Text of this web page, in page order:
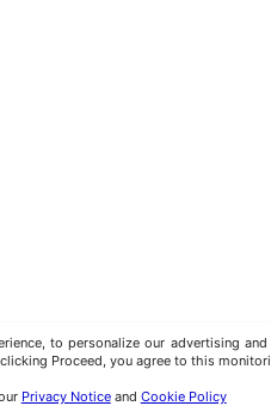
to personalize our advertising
Proceed, you agree to this
Privacy Noticeand Cookie Policy